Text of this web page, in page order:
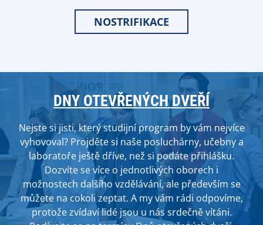
NOSTRIFIKACE
DNY OTEVŘENÝCH DVEŘÍ
Nejste si jisti, který studijní program by vám nejvíce
vyhovoval? Projděte si naše posluchárny, učebny a
laboratoře ještě dříve, než si podáte přihlášku.
Dozvíte se více o jednotlivých oborech i
možnostech dalšího vzdělávání, ale především se
můžete na cokoli zeptat. A my vám rádi odpovíme,
protože zvídaví lidé jsou u nás srdečně vítáni.